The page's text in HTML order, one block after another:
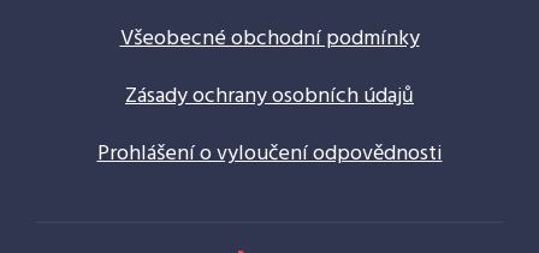
Všeobecné obchodní podmínky
Zásady ochrany osobních údajů
Prohlášení o vyloučení odpovědnosti